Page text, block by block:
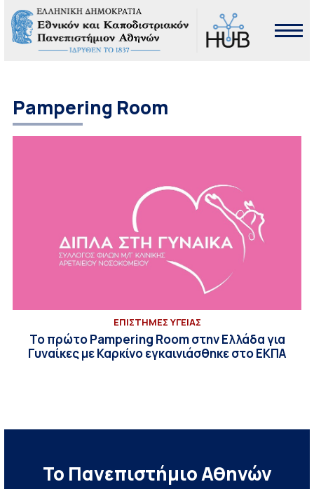
Pampering Room
ΕΠΙΣΤΗΜΕΣ ΥΓΕΙΑΣ
Το πρώτο Pampering Room στην Ελλάδα για
Γυναίκες με Καρκίνο εγκαινιάσθηκε στο ΕΚΠΑ
Το Πανεπιστήμιο Αθηνών